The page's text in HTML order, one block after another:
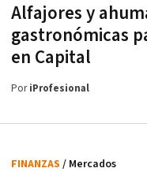
Alfajores y
gastronómicas
en Capital
PoriProfesional
FINANZAS / Mercados